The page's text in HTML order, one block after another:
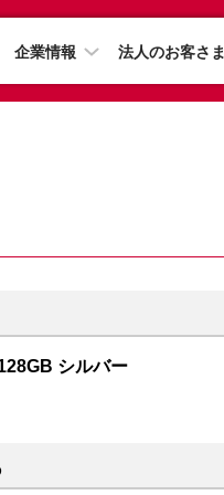
企業情報 法人のお客さま
シルバー